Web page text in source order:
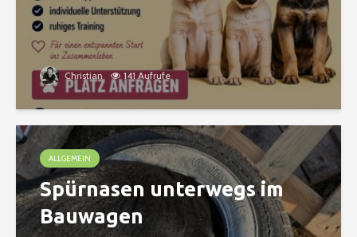
Christian 141 Aufrufe
ALLGEMEIN
Spürnasen unterwegs im
Bauwagen